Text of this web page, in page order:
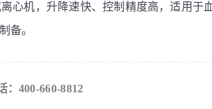
离心机，升降速快、控制精度高，适用于
备。
： 400-660-8812